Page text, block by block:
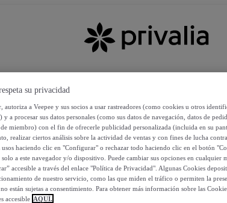
su privacidad
autoriza a Veepee y sus socios a usar rastreadores (como cookies u otros
y a procesar sus datos personales (como sus datos de navegación, datos de
de miembro) con el fin de ofrecerle publicidad personalizada (incluida en su
realizar ciertos análisis sobre la actividad de ventas y con fines de lucha
usos haciendo clic en "Configurar" o rechazar todo haciendo clic en el botón
solo a este navegador y/o dispositivo. Puede cambiar sus opciones en cualquier
accesible a través del enlace "Política de Privacidad". Algunas Cookies
de nuestro servicio, como las que miden el tráfico o permiten la
están sujetas a consentimiento. Para obtener más información sobre las
accesible AQUÍ.